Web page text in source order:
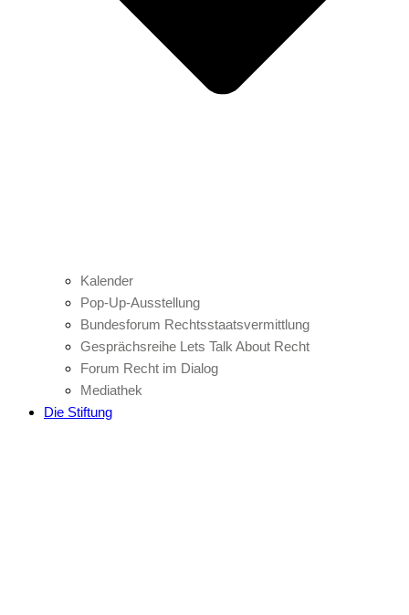
Kalender
Pop-Up-Ausstellung
Bundesforum Rechtsstaatsvermittlung
Gesprächsreihe Lets Talk About Recht
Forum Recht im Dialog
Mediathek
Die Stiftung